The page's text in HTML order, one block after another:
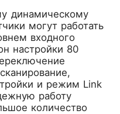
динамическому
могут работать
входного
настройки 80
и режим Link
работу
количество